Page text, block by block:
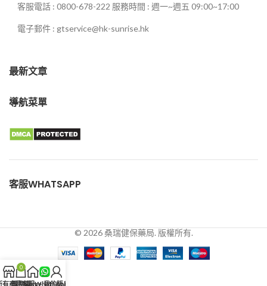
客服電話 : 0800-678-222 服務時間 : 週一~週五 09:00~17:00
電子郵件 : gtservice@hk-sunrise.hk
最新文章
導航菜單
客服WHATSAPP
© 2026 桑瑞健保藥局. 版權所有.
有商品
0
購物車Home
客服WhatsApp
我的賬戶